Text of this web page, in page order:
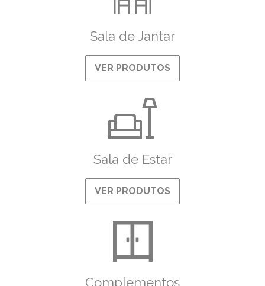
Sala de Jantar
VER PRODUTOS
Sala de Estar
VER PRODUTOS
Complementos